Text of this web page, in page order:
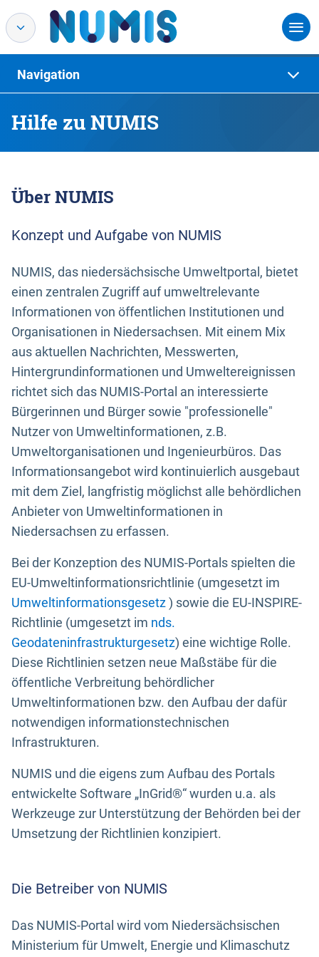
Hilfe zu NUMIS
Navigation
Über NUMIS
Konzept und Aufgabe von NUMIS
NUMIS, das niedersächsische Umweltportal, bietet
einen zentralen Zugriff auf umweltrelevante
Informationen von öffentlichen Institutionen und
Organisationen in Niedersachsen. Mit einem Mix
aus aktuellen Nachrichten, Messwerten,
Hintergrundinformationen und Umweltereignissen
richtet sich das NUMIS-Portal an interessierte
Bürgerinnen und Bürger sowie "professionelle"
Nutzer von Umweltinformationen, z.B.
Umweltorganisationen und Ingenieurbüros. Das
Informationsangebot wird kontinuierlich ausgebaut
mit dem Ziel, langfristig möglichst alle behördlichen
Anbieter von Umweltinformationen in
Niedersachsen zu erfassen.
Bei der Konzeption des NUMIS-Portals spielten die
EU-Umweltinformationsrichtlinie (umgesetzt im
Umweltinformationsgesetz) sowie die EU-INSPIRE-
Richtlinie (umgesetzt im nds.
Geodateninfrastrukturgesetz) eine wichtige Rolle.
Diese Richtlinien setzen neue Maßstäbe für die
öffentliche Verbreitung behördlicher
Umweltinformationen bzw. den Aufbau der dafür
notwendigen informationstechnischen
Infrastrukturen.
NUMIS und die eigens zum Aufbau des Portals
entwickelte Software „InGrid®“ wurden u.a. als
Werkzeuge zur Unterstützung der Behörden bei der
Umsetzung der Richtlinien konzipiert.
Die Betreiber von NUMIS
Das NUMIS-Portal wird vom Niedersächsischen
Ministerium für Umwelt, Energie und Klimaschutz